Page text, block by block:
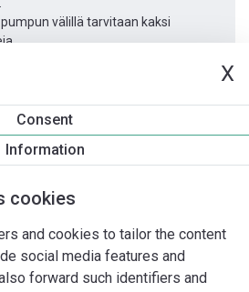
X
Consent
Information
cookies
and cookies to tailor the content
social media features and
forward such identifiers and
välillä tarvitaan kaksi